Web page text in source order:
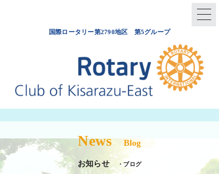
国際ロータリー第2790地区 第5グループ
News Blog
お知らせ ・ブログ